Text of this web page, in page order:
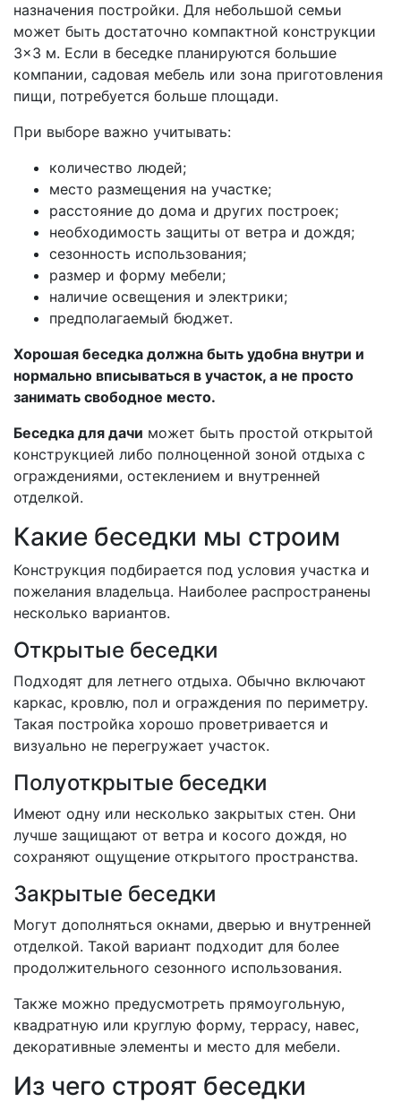
назначения постройки. Для небольшой семьи
может быть достаточно компактной конструкции
3×3 м. Если в беседке планируются большие
компании, садовая мебель или зона приготовления
пищи, потребуется больше площади.
При выборе важно учитывать:
количество людей;
место размещения на участке;
расстояние до дома и других построек;
необходимость защиты от ветра и дождя;
сезонность использования;
размер и форму мебели;
наличие освещения и электрики;
предполагаемый бюджет.
Хорошая беседка должна быть удобна внутри и
нормально вписываться в участок, а не просто
занимать свободное место.
Беседка для дачи может быть простой открытой
конструкцией либо полноценной зоной отдыха с
ограждениями, остеклением и внутренней
отделкой.
Какие беседки мы строим
Конструкция подбирается под условия участка и
пожелания владельца. Наиболее распространены
несколько вариантов.
Открытые беседки
Подходят для летнего отдыха. Обычно включают
каркас, кровлю, пол и ограждения по периметру.
Такая постройка хорошо проветривается и
визуально не перегружает участок.
Полуоткрытые беседки
Имеют одну или несколько закрытых стен. Они
лучше защищают от ветра и косого дождя, но
сохраняют ощущение открытого пространства.
Закрытые беседки
Могут дополняться окнами, дверью и внутренней
отделкой. Такой вариант подходит для более
продолжительного сезонного использования.
Также можно предусмотреть прямоугольную,
квадратную или круглую форму, террасу, навес,
декоративные элементы и место для мебели.
Из чего строят беседки